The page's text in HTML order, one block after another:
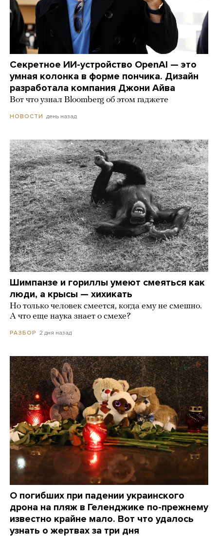
Секретное ИИ-устройство OpenAI — это
умная колонка в форме пончика. Дизайн
разработала компания Джони Айва
Вот что узнал Bloomberg об этом гаджете
НОВОСТИ день назад
Шимпанзе и гориллы умеют смеяться как
люди, а крысы — хихикать
Но только человек смеется, когда ему не смешно.
А что еще наука знает о смехе?
РАЗБОР 2 дня назад
О погибших при падении украинского
дрона на пляж в Геленджике по-прежнему
известно крайне мало. Вот что удалось
узнать о жертвах за три дня